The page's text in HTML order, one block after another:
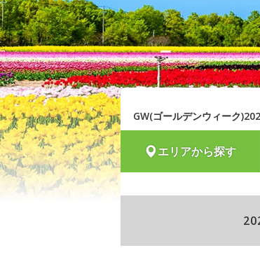
GW(ゴールデンウィーク
エリアから探す